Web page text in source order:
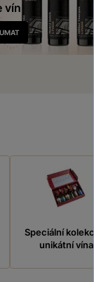
vín
Speciální
unikátní vína